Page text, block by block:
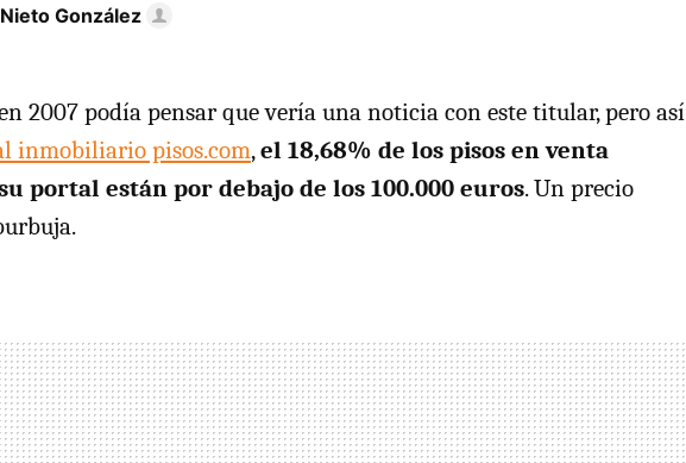
González
2007 podía pensar que vería una noticia con este titular, pero así
inmobiliario pisos.com,el 18,68% de los pisos en venta
portal están por debajo de los 100.000 euros. Un precio